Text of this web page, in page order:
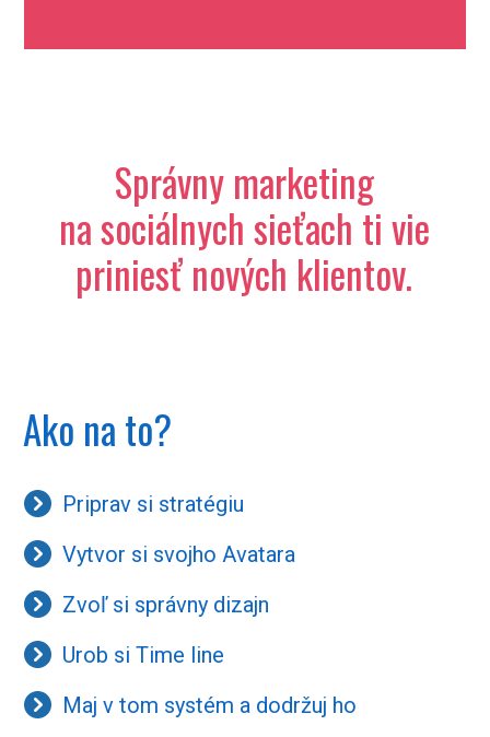
Správny marketing
na sociálnych sieťach ti vie
priniesť nových klientov.
Ako na to?
Priprav si stratégiu
Vytvor si svojho Avatara
Zvoľ si správny dizajn
Urob si Time line
Maj v tom systém a dodržuj ho